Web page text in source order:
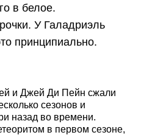
в белое.
У Галадриэль
принципиально.
и Джей Ди Пейн сжали
сезонов и
назад во времени.
в первом сезоне,